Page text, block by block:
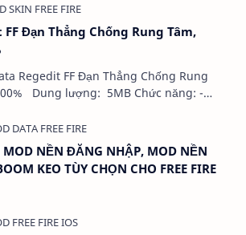
Đạn Thẳng Chống Rung Tâm,
Regedit FF Đạn Thẳng Chống Rung
năng: -
NỀN ĐĂNG NHẬP, MOD NỀN
KEO TÙY CHỌN CHO FREE FIRE